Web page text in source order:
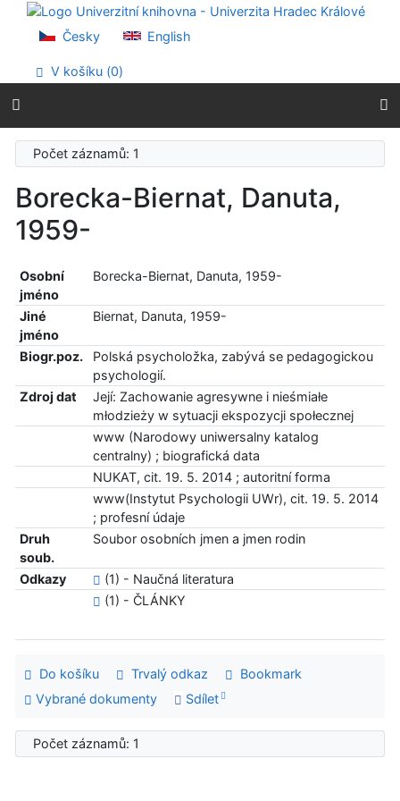
Přejít na obsah
Přejít na menu
Prohlášení o webové přístupnosti
Česky English
V košíku (0)
Počet záznamů: 1
Borecka-Biernat, Danuta,
1959-
Osobní
jméno
Borecka-Biernat, Danuta, 1959-
Jiné
jméno
Biernat, Danuta, 1959-
Biogr.poz.
Polská psycholožka, zabývá se pedagogickou
psychologií.
Zdroj dat
Její: Zachowanie agresywne i nieśmiałe
młodzieży w sytuacji ekspozycji społecznej
www (Narodowy uniwersalny katalog
centralny) ; biografická data
NUKAT, cit. 19. 5. 2014 ; autoritní forma
www(Instytut Psychologii UWr), cit. 19. 5. 2014
; profesní údaje
Druh
soub.
Soubor osobních jmen a jmen rodin
Odkazy
(1) - Naučná literatura
(1) - ČLÁNKY
Do košíku Trvalý odkaz
Bookmark
Vybrané dokumenty
Sdílet
Počet záznamů: 1